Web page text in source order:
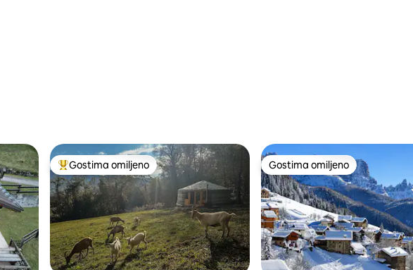
Najuspešniji među gostima omiljenim
Gostima omiljeno Gostima omiljeno
Gostima omiljeno